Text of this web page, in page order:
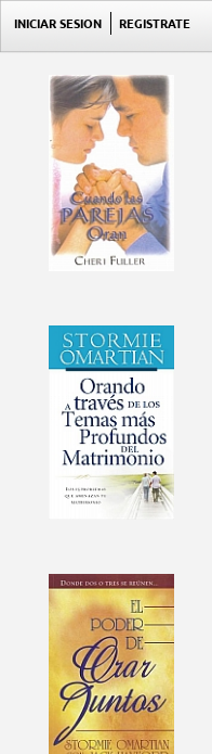
INICIAR SESION REGISTRATE